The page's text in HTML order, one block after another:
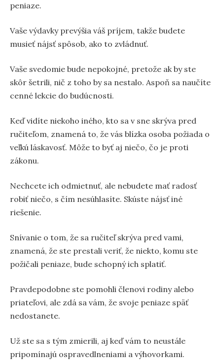
peniaze.
Vaše výdavky prevýšia váš príjem, takže budete
musieť nájsť spôsob, ako to zvládnuť.
Vaše svedomie bude nepokojné, pretože ak by ste
skôr šetrili, nič z toho by sa nestalo. Aspoň sa naučíte
cenné lekcie do budúcnosti.
Keď vidíte niekoho iného, kto sa v sne skrýva pred
ručiteľom, znamená to, že vás blízka osoba požiada o
veľkú láskavosť. Môže to byť aj niečo, čo je proti
zákonu.
Nechcete ich odmietnuť, ale nebudete mať radosť
robiť niečo, s čím nesúhlasíte. Skúste nájsť iné
riešenie.
Snívanie o tom, že sa ručiteľ skrýva pred vami,
znamená, že ste prestali veriť, že niekto, komu ste
požičali peniaze, bude schopný ich splatiť.
Pravdepodobne ste pomohli členovi rodiny alebo
priateľovi, ale zdá sa vám, že svoje peniaze späť
nedostanete.
Už ste sa s tým zmierili, aj keď vám to neustále
pripomínajú ospravedlneniami a výhovorkami.